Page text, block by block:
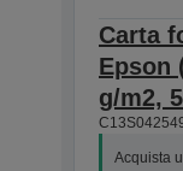
Carta
Epson
g/m2,
Acquista